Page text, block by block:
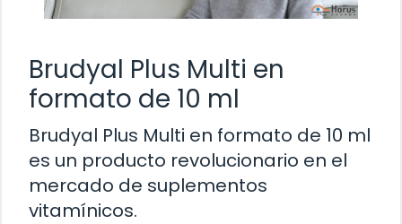
Brudyal Plus Multi en
formato de 10 ml
Brudyal Plus Multi en formato de 10 ml
es un producto revolucionario en el
mercado de suplementos
vitamínicos.